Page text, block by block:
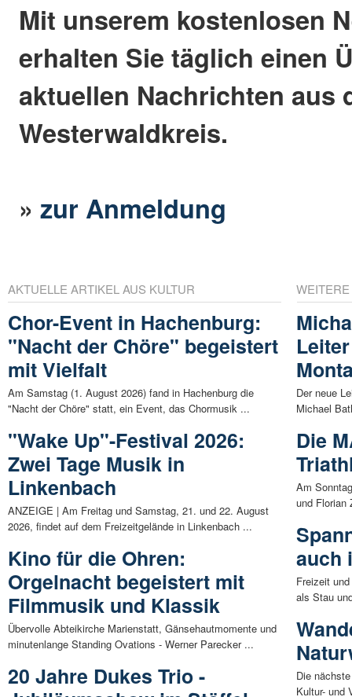
Mit unserem kostenlosen
erhalten Sie täglich einen
aktuellen Nachrichten aus
Westerwaldkreis.
»zur Anmeldung
AKTUELLE ARTIKEL AUS KULTUR
Chor-Event in Hachenburg:
"Nacht der Chöre" begeistert
mit Vielfalt
Am Samstag (1. August 2026) fand in Hachenburg die
"Nacht der Chöre" statt, ein Event, das Chormusik ...
"Wake Up"-Festival 2026:
Zwei Tage Musik in
Linkenbach
ANZEIGE | Am Freitag und Samstag, 21. und 22. August
2026, findet auf dem Freizeitgelände in Linkenbach ...
Kino für die Ohren:
Orgelnacht begeistert mit
Filmmusik und Klassik
Übervolle Abteikirche Marienstatt, Gänsehautmomente und
minutenlange Standing Ovations - Werner Parecker ...
20 Jahre Dukes Trio -
Der neue
Michael
Die
Am
und Florian
auch
Freizeit
als Stau
Die
Kultur- und